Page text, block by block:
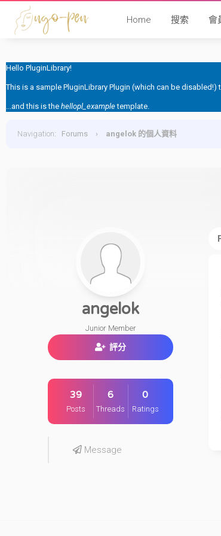
Home 搜索 會
Hello PluginLibrary!
This is a sample PluginLibrary Plugin (which can be
...and this is the hellopl_exampletemplate.
Navigation: Forums › angelok 的個人資料
angelok
Junior Member
評分
39
Posts
6
Threads
0
Ratings
Message